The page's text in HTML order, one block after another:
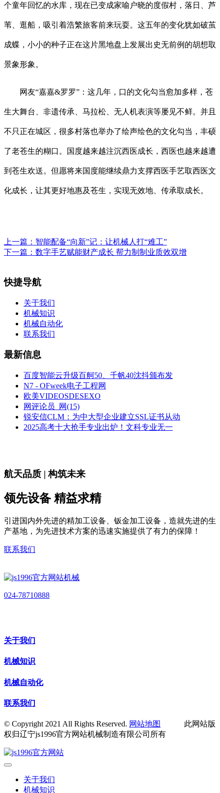
个童年回忆的水库，现在已变成家喻户晓的度假村，落日、芦
苇、逛船，吸引着浩繁旅客前来玩耍。这五年的变化犹如破茧
成蝶，小小的种子正在这片黑地盘上发展出史无前例的胡想取
景象形象。
网友“嘉嘉&罗罗”：这几年，口的文化勾当愈加多样，苍
生大舞台、非遗传承、马拉松、无人机表演等屡见不鲜。并且
不只正在城区，很多村落也举办了绘声绘色的文化勾当，丰硕
了老苍生的糊口。国度越来越注沉西医成长，西医也越来越遭
到苍生欢送。但愿将来国度能继续鼎力支撑西医手艺取西医文
化成长，让其更好地惠及苍生，实现无效地、传承取成长。
上一篇： 智能配备“向新”记：让机械人打“难工”
下一篇： 数字手艺赋能财产成长 帮力制制业质效双增
快捷导航
关于我们
机械知识
机械自动化
联系我们
最新信息
百度智能云升级百舸50、千帆40沈抖颁布发
N7 - OFweek电子工程网
欧美VIDEOSDESEXO
网评论员_网(15)
锐安信CLM：为中大型企业建立SSL证书从动
2025高考十大抢手专业出炉！文科专业无一
航天品质 | 构筑未来
领先设备 精益求精
引进国内外先进的精加工设备、钣金加工设备，造就先进的生
产基地，为先进技术方案的迅速实施提供了有力的保障！
联系我们
024-78710888
关于我们
机械知识
机械自动化
联系我们
© Copyright 2021 All Rights Reserved. 网站地图
此网站版
权归辽宁js1996官方网站机械制造有限公司所有
关于我们
机械知识